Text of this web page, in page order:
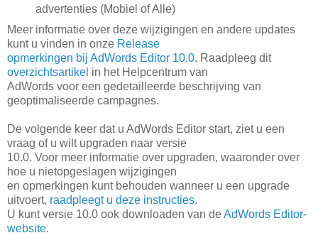
advertenties (Mobiel of Alle)
Meer informatie over deze wijzigingen en andere updates
kunt u vinden in onze Release­
opmerkingen bij AdWords Editor 10.0. Raadpleeg dit
overzichtsartikel in het Helpcentrum van
AdWords voor een gedetailleerde beschrijving van
geoptimaliseerde campagnes.
De volgende keer dat u AdWords Editor start, ziet u een
vraag of u wilt upgraden naar versie
10.0. Voor meer informatie over upgraden, waaronder over
hoe u niet­opgeslagen wijzigingen
en opmerkingen kunt behouden wanneer u een upgrade
uitvoert, raadpleegt u deze instructies.
U kunt versie 10.0 ook downloaden van deAdWords Editor­
website.